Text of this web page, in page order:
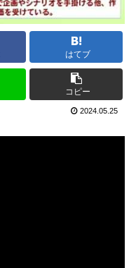
はてブ
コピー
2024.05.25